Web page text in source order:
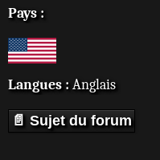
Pays :
Langues : Anglais
📄 Sujet du forum